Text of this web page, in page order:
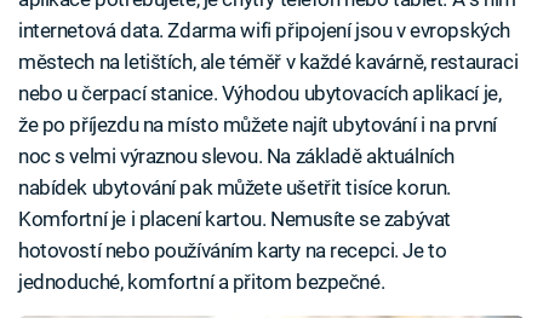
internetová data. Zdarma wifi připojení jsou v evropských
městech na letištích, ale téměř v každé kavárně, restauraci
nebo u čerpací stanice. Výhodou ubytovacích aplikací je,
že po příjezdu na místo můžete najít ubytování i na první
noc s velmi výraznou slevou. Na základě aktuálních
nabídek ubytování pak můžete ušetřit tisíce korun.
Komfortní je i placení kartou. Nemusíte se zabývat
hotovostí nebo používáním karty na recepci. Je to
jednoduché, komfortní a přitom bezpečné.